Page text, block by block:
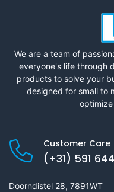
We are a team of
everyone's life through
products to solve your
designed for small to
Customer Care
(+31) 591
Doorndistel 28, 7891WT